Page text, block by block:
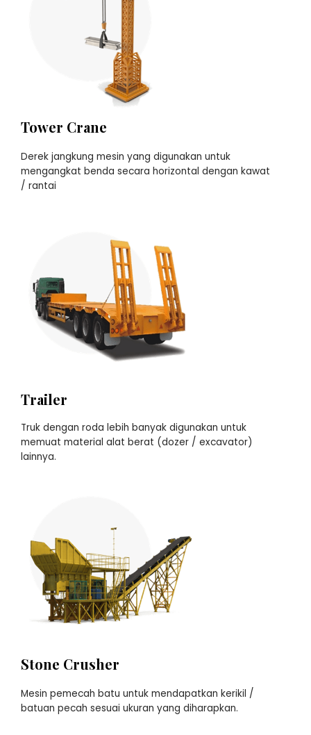
Tower Crane
Derek jangkung mesin yang digunakan untuk
mengangkat benda secara horizontal dengan kawat
/ rantai
Trailer
Truk dengan roda lebih banyak digunakan untuk
memuat material alat berat (dozer / excavator)
lainnya.
Stone Crusher
Mesin pemecah batu untuk mendapatkan kerikil /
batuan pecah sesuai ukuran yang diharapkan.